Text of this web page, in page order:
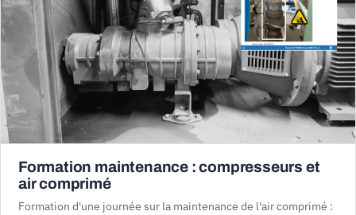
Formation maintenance : compresseurs et
air comprimé
Formation d'une journée sur la maintenance de l'air comprimé :